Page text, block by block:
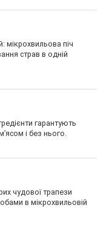
мікрохвильова піч
страв в одній
гарантують
і без нього.
чудової трапези
в мікрохвильовій